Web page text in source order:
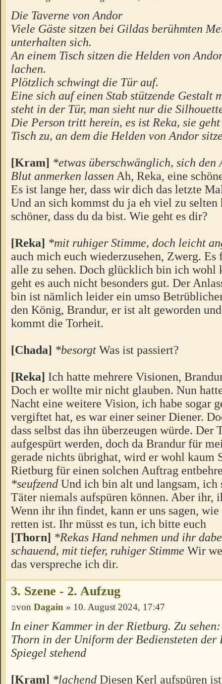
Die Taverne von Andor
Viele Gäste sitzen bei Gildas berühmten
unterhalten sich.
An einem Tisch sitzen die Helden von
lachen.
Plötzlich schwingt die Tür auf.
Eine sich auf einen Stab stützende Gestalt
steht in der Tür, man sieht nur die
Die Person tritt herein, es ist Reka, sie
Tisch zu, an dem die Helden von Andor
[Kram] *etwas überschwänglich, sich den
Blut anmerken lassen Ah, Reka, eine
Es ist lange her, dass wir dich das letzte
Und an sich kommst du ja eh viel zu selten
schöner, dass du da bist. Wie geht es dir?
[Reka] *mit ruhiger Stimme, doch leicht
auch mich euch wiederzusehen, Zwerg. Es
alle zu sehen. Doch glücklich bin ich wohl
geht es auch nicht besonders gut. Der
bin ist nämlich leider ein umso
den König, Brandur, er ist alt geworden
kommt die Torheit.
[Chada] *besorgt Was ist passiert?
[Reka] Ich hatte mehrere Visionen,
Doch er wollte mir nicht glauben. Nun
Nacht eine weitere Vision, ich habe sogar
vergiftet hat, es war einer seiner Diener.
dass selbst das ihn überzeugen würde. Der
aufgespürt werden, doch da Brandur für
gerade nichts übrighat, wird er wohl kaum
Rietburg für einen solchen Auftrag
*seufzend Und ich bin alt und langsam, ich
Täter niemals aufspüren können. Aber ihr,
Wenn ihr ihn findet, kann er uns sagen,
retten ist. Ihr müsst es tun, ich bitte euch
[Thorn] *Rekas Hand nehmen und ihr
schauend, mit tiefer, ruhiger Stimme Wir
das verspreche ich dir.
3. Szene - 2. Aufzug
von Dagain » 10. August 2024, 17:47
In einer Kammer in der Rietburg. Zu
Thorn in der Uniform der Bediensteten der
Spiegel stehend
[Kram] *lachend Diesen Kerl aufspüren